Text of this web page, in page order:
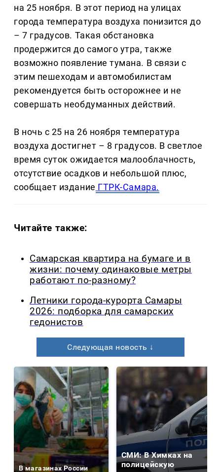
на 25 ноября. В этот период на улицах
города температура воздуха понизится до
– 7 градусов. Такая обстановка
продержится до самого утра, также
возможно появление тумана. В связи с
этим пешеходам и автомобилистам
рекомендуется быть осторожнее и не
совершать необдуманных действий.
В ночь с 25 на 26 ноября температура
воздуха достигнет – 8 градусов. В светлое
время суток ожидается малооблачность,
отсутствие осадков и небольшой плюс,
сообщает издание ГТРК-Самара.
Читайте также:
Самарская квартира на бумаге и в
жизни: почему одинаковые метры
работают по-разному?
Летники города-курорта Самары
2026: подборка для самарских
гедонистов
Следующая новость ↓
В магазинах России
СМИ: В Химках на
полицейскую